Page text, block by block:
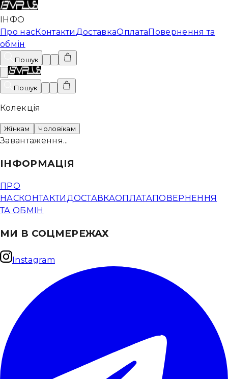
ІНФО
Про насКонтактиДоставкаОплатаПовернення та
обмін
Пошук
Пошук
Колекція
Жінкам Чоловікам
Завантаження...
ІНФОРМАЦІЯ
ПРО
НАСКОНТАКТИ ДОСТАВКАОПЛАТАПОВЕРНЕННЯ
ТА ОБМІН
МИ В СОЦМЕРЕЖАХ
Instagram